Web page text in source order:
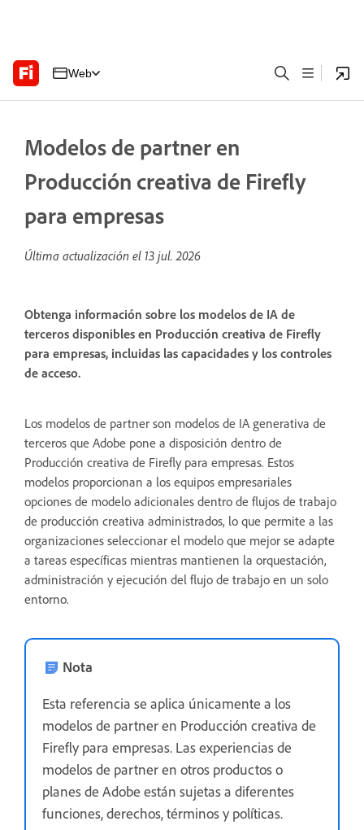
Web
Modelos de partner en
Producción creativa de Firefly
para empresas
Última actualización el 13 jul. 2026
Obtenga información sobre los modelos de IA de
terceros disponibles en Producción creativa de Firefly
para empresas, incluidas las capacidades y los controles
de acceso.
Los modelos de partner son modelos de IA generativa de
terceros que Adobe pone a disposición dentro de
Producción creativa de Firefly para empresas. Estos
modelos proporcionan a los equipos empresariales
opciones de modelo adicionales dentro de flujos de trabajo
de producción creativa administrados, lo que permite a las
organizaciones seleccionar el modelo que mejor se adapte
a tareas específicas mientras mantienen la orquestación,
administración y ejecución del flujo de trabajo en un solo
entorno.
Nota
Esta referencia se aplica únicamente a los
modelos de partner en Producción creativa de
Firefly para empresas. Las experiencias de
modelos de partner en otros productos o
planes de Adobe están sujetas a diferentes
funciones, derechos, términos y políticas.